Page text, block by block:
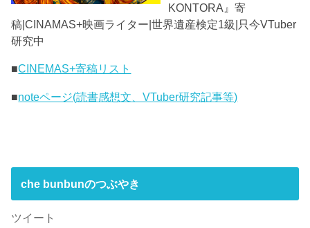
KONTORA』寄
稿|CINAMAS+映画ライター|世界遺産検定1級|只今VTuber
研究中
■CINEMAS+寄稿リスト
■noteページ(読書感想文、VTuber研究記事等)
che bunbunのつぶやき
ツイート